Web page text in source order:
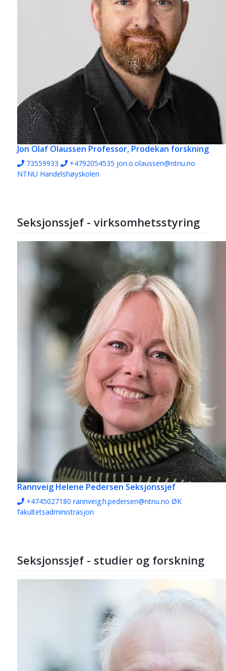
Jon Olaf Olaussen Professor, Prodekan forskning
73559933 +4792054535 jon.o.olaussen@ntnu.no
NTNU Handelshøyskolen
Seksjonssjef - virksomhetsstyring
Rannveig Helene Pedersen Seksjonssjef
+4745027180 rannveig.h.pedersen@ntnu.no ØK
fakultetsadministrasjon
Seksjonssjef - studier og forskning